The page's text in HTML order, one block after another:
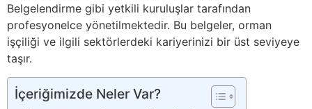
Belgelendirme gibi yetkili kuruluşlar tarafından
profesyonelce yönetilmektedir. Bu belgeler, orman
işçiliği ve ilgili sektörlerdeki kariyerinizi bir üst seviyeye
taşır.
İçeriğimizde Neler Var?